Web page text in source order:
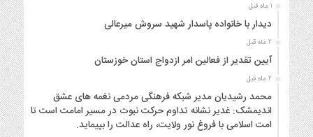
1 ماه قبل
دیدار با خانواده پاسدار شهید سروش میرعالی
2 ماه قبل
آیین تقدیر از فعالین امر ازدواج استان خوزستان
2 ماه قبل
محمد رشیدیان مدیر شبکه فرهنگی مردمی نغمه های عشق
اندیمشک: غدیر نشانه تداوم حرکت نبوت در مسیر امامت است تا
امت اسلامی با فروغ نور ولایت، راه عدالت را بپیماید.